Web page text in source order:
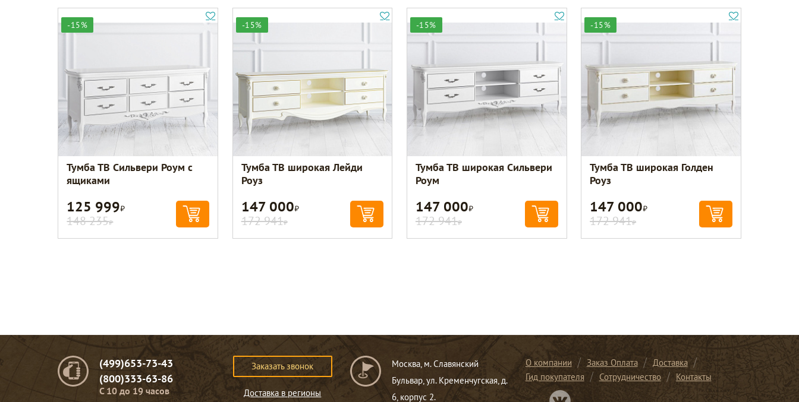
-15%
Тумба ТВ Сильвери Роум с
ящиками
125 999Р
148 235Р
-15%
Тумба ТВ широкая Лейди
Роуз
147 000Р
172 941Р
-15%
Тумба ТВ широкая Сильвери
Роум
147 000Р
172 941Р
-15%
Тумба ТВ широкая Голден
Роуз
147 000Р
172 941Р
(499)653-73-43
(800)333-63-86
C 10 до 19 часов
Заказать звонок
Доставка в регионы
Москва, м. Славянский
Бульвар, ул. Кременчугская, д.
6, корпус 2.
О компании Заказ Оплата
Доставка
Гид покупателя
Сотрудничество
Контакты
Перейти в нашу группу Вконтакте